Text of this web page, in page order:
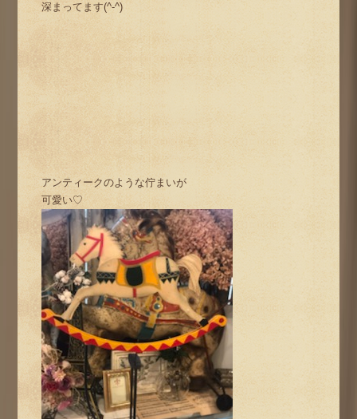
深まってます(^-^)
アンティークのような佇まいが
可愛い♡